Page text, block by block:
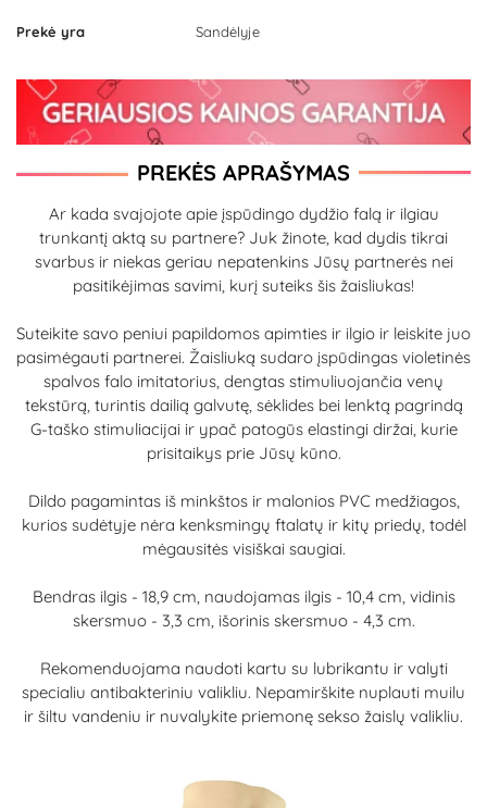
Prekė yra Sandėlyje
PREKĖS APRAŠYMAS
Ar kada svajojote apie įspūdingo dydžio falą ir ilgiau
trunkantį aktą su partnere? Juk žinote, kad dydis tikrai
svarbus ir niekas geriau nepatenkins Jūsų partnerės nei
pasitikėjimas savimi, kurį suteiks šis žaisliukas!
Suteikite savo peniui papildomos apimties ir ilgio ir leiskite juo
pasimėgauti partnerei. Žaisliuką sudaro įspūdingas violetinės
spalvos falo imitatorius, dengtas stimuliuojančia venų
tekstūrą, turintis dailią galvutę, sėklides bei lenktą pagrindą
G-taško stimuliacijai ir ypač patogūs elastingi diržai, kurie
prisitaikys prie Jūsų kūno.
Dildo pagamintas iš minkštos ir malonios PVC medžiagos,
kurios sudėtyje nėra kenksmingų ftalatų ir kitų priedų, todėl
mėgausitės visiškai saugiai.
Bendras ilgis - 18,9 cm, naudojamas ilgis - 10,4 cm, vidinis
skersmuo - 3,3 cm, išorinis skersmuo - 4,3 cm.
Rekomenduojama naudoti kartu su lubrikantu ir valyti
specialiu antibakteriniu valikliu. Nepamirškite nuplauti muilu
ir šiltu vandeniu ir nuvalykite priemonę sekso žaislų valikliu.